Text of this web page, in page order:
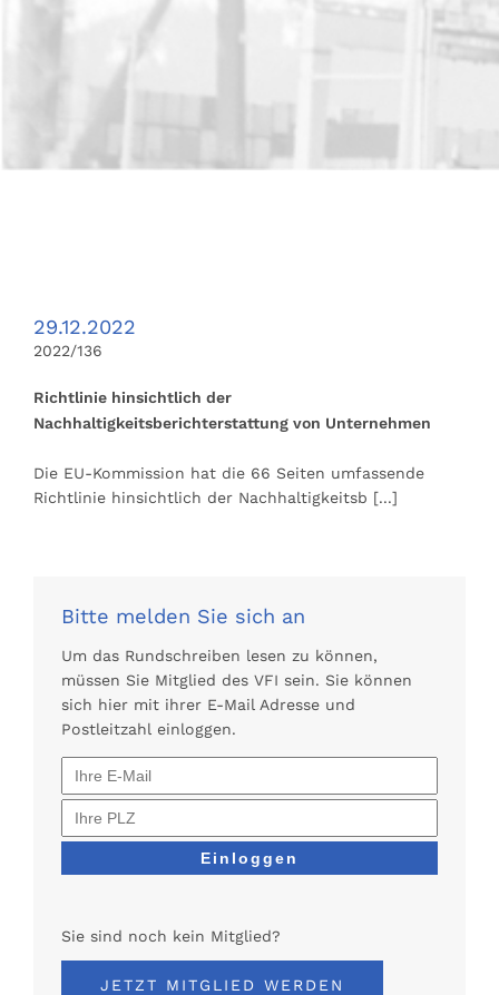
29.12.2022
2022/136
Richtlinie hinsichtlich der
Nachhaltigkeitsberichterstattung von Unternehmen
Die EU-Kommission hat die 66 Seiten umfassende
Richtlinie hinsichtlich der Nachhaltigkeitsb [...]
Bitte melden Sie sich an
Um das Rundschreiben lesen zu können,
müssen Sie Mitglied des VFI sein. Sie können
sich hier mit ihrer E-Mail Adresse und
Postleitzahl einloggen.
Sie sind noch kein Mitglied?
JETZT MITGLIED WERDEN